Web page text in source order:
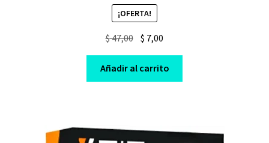
¡OFERTA!
$47,00 Original
was:
$ 47,00.
$ 7,00
is:
$ 7,00.
Añadir al carrito